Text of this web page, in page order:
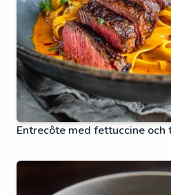
Entrecôte med fettuccine och